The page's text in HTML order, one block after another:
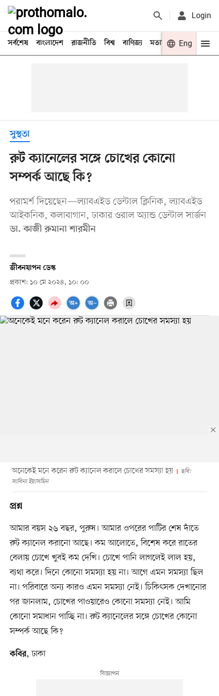
Login
সর্বশেষ বাংলাদেশ রাজনীতি বিশ্ব বাণিজ্য মতামত খেলা
Eng
সুস্থতা
রুট ক্যানেলের সঙ্গে চোখের কোনো
সম্পর্ক আছে কি?
পরামর্শ দিয়েছেন—ল্যাবএইড ডেন্টাল ক্লিনিক, ল্যাবএইড
আইকনিক, কলাবাগান, ঢাকার ওরাল অ্যান্ড ডেন্টাল সার্জন
ডা. কাজী রুমানা শারমীন
জীবনযাপন ডেস্ক
প্রকাশ: ১০ মে ২০২৪, ১০: ০০
অনেকেই মনে করেন রুট ক্যানেল করালে চোখের সমস্যা হয়
ছবি:
সাবিনা ইয়াসমিন
প্রশ্ন
আমার বয়স ২৬ বছর, পুরুষ। আমার ওপরের পাটির শেষ দাঁতে
রুট ক্যানেল করানো আছে। কম আলোতে, বিশেষ করে রাতের
বেলায় চোখে খুবই কম দেখি। চোখে পানি লাগলেই লাল হয়,
ব্যথা করে। দিনে কোনো সমস্যা হয় না। আগে এমন সমস্যা ছিল
না। পরিবারে অন্য কারও এমন সমস্যা নেই। চিকিৎসক দেখানোর
পর জানলাম, চোখের পাওয়ারেও কোনো সমস্যা নেই। আমি
কোনো সমাধান পাচ্ছি না। রুট ক্যানেলের সঙ্গে চোখের কোনো
সম্পর্ক আছে কি?
কবির, ঢাকা